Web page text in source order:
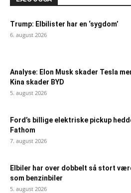
Trump: Elbilister har en ‘sygdom’
6. august 2026
Analyse: Elon Musk skader Tesla
Kina skader BYD
5. august 2026
Ford’s billige elektriske pickup
Fathom
7. august 2026
Elbiler har over dobbelt så stort
som benzinbiler
5. august 2026